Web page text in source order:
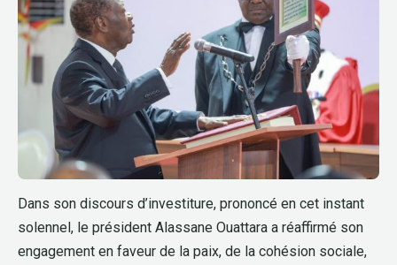
Dans son discours d’investiture, prononcé en cet instant
solennel, le président Alassane Ouattara a réaffirmé son
engagement en faveur de la paix, de la cohésion sociale,